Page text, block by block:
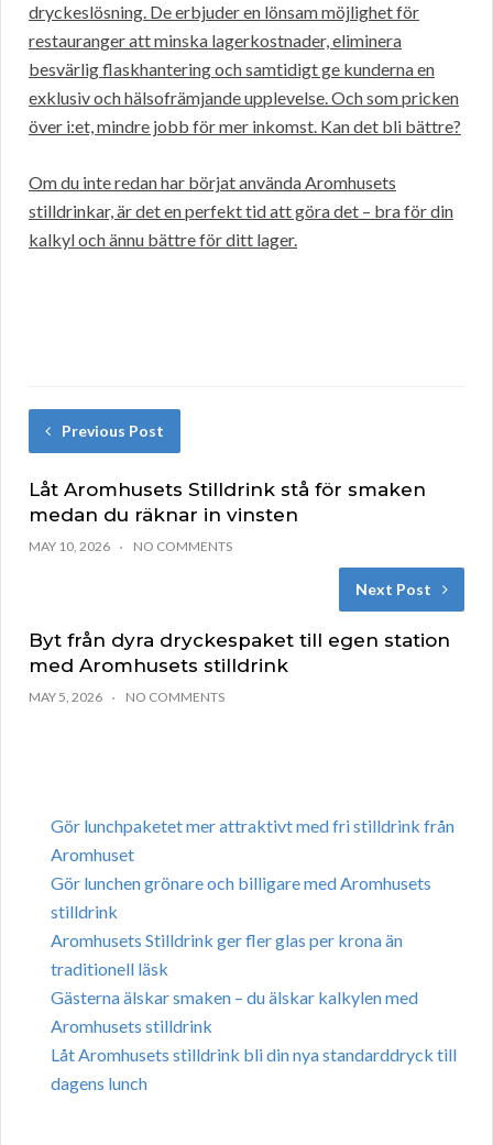
dryckeslösning. De erbjuder en lönsam möjlighet för
restauranger att minska lagerkostnader, eliminera
besvärlig flaskhantering och samtidigt ge kunderna en
exklusiv och hälsofrämjande upplevelse. Och som pricken
över i:et, mindre jobb för mer inkomst. Kan det bli bättre?
Om du inte redan har börjat använda Aromhusets
stilldrinkar, är det en perfekt tid att göra det – bra för din
kalkyl och ännu bättre för ditt lager.
Previous Post
Låt Aromhusets Stilldrink stå för smaken
medan du räknar in vinsten
MAY 10, 2026 NO COMMENTS
Next Post
Byt från dyra dryckespaket till egen station
med Aromhusets stilldrink
MAY 5, 2026 NO COMMENTS
Gör lunchpaketet mer attraktivt med fri stilldrink från
Aromhuset
Gör lunchen grönare och billigare med Aromhusets
stilldrink
Aromhusets Stilldrink ger fler glas per krona än
traditionell läsk
Gästerna älskar smaken – du älskar kalkylen med
Aromhusets stilldrink
Låt Aromhusets stilldrink bli din nya standarddryck till
dagens lunch